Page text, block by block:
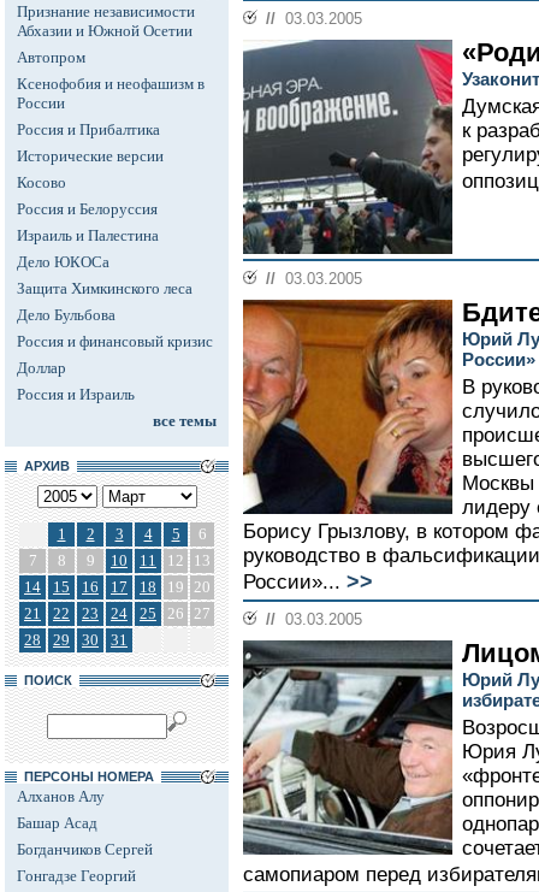
Признание независимости
Абхазии и Южной Осетии
Автопром
Ксенофобия и неофашизм в
России
Россия и Прибалтика
Исторические версии
Косово
Россия и Белоруссия
Израиль и Палестина
Дело ЮКОСа
Защита Химкинского леса
Дело Бульбова
Россия и финансовый кризис
Доллар
Россия и Израиль
все темы
АРХИВ
1 2 3 4 5
6
7
8 9 10 11 12
13
14
15 16 17 18 19 20
21
22 23 24 25 26 27
28
29 30 31
ПОИСК
ПЕРСОНЫ НОМЕРА
Алханов Алу
Башар Асад
Богданчиков Сергей
Гонгадзе Георгий
// 03.03.2005
к
// 03.03.2005
Юрий
В
Москвы
лидеру
Борису Грызлову, в котором
руководство в
России»... >>
// 03.03.2005
Юрий
Юрия
самопиаром перед